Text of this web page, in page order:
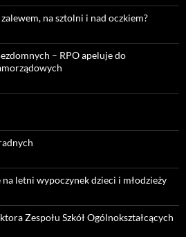
na sztolni i nad oczkiem?
– RPO apeluje do
letni wypoczynek dzieci i młodzieży
Zespołu Szkół Ogólnokształcących